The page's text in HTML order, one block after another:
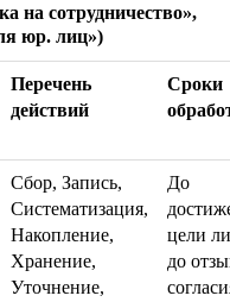
на сотрудничество»,
юр. лиц»)
Перечень
действий
Сроки
Сбор, Запись,
Систематизация,
Накопление,
Хранение,
Уточнение,
До
цели
до